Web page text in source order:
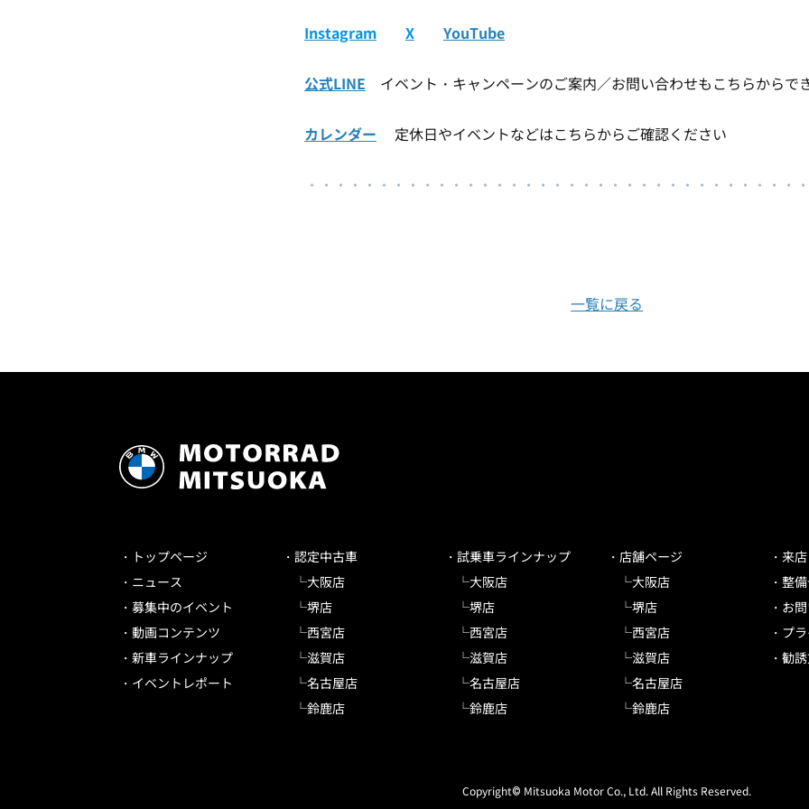
Instagram X YouTube
公式LINE イベント・キャンペーンのご案内／お問い合わせもこちらからで
カレンダー 定休日やイベントなどはこちらからご確認ください
・・・・・・・・・・・・・・・・・・・・・・・・・・・・・・・・・・
一覧に戻る
トップページ
ニュース
募集中のイベント
動画コンテンツ
新車ラインナップ
イベントレポート
認定中古車
大阪店
堺店
西宮店
滋賀店
名古屋店
鈴鹿店
試乗車ラインナップ
大阪店
堺店
西宮店
滋賀店
名古屋店
鈴鹿店
店舗ページ
大阪店
堺店
西宮店
滋賀店
名古屋店
鈴鹿店
来店
整
お
プ
勧
Copyright© Mitsuoka Motor Co., Ltd. All Rights Reserved.